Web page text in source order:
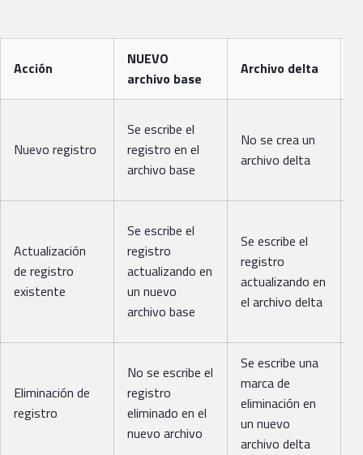
Acción
NUEVO
archivo base
Archivo delta
Nuevo registro
Se escribe el
registro en el
archivo base
No se crea un
archivo delta
Actualización
de registro
existente
Se escribe el
registro
actualizando en
un nuevo
archivo base
Se escribe el
registro
actualizando en
el archivo delta
Eliminación de
registro
No se escribe el
registro
eliminado en el
nuevo archivo
Se escribe una
marca de
eliminación en
un nuevo
archivo delta